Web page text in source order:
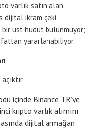
varlık satın alan
dijital ikram çeki
bir üst hudut bulunmuyor;
yararlanabiliyor.
içinde Binance TR’ye
kripto varlık alımını
dijital armağan